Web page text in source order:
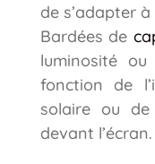
de s’adapter
Bardées de
luminosité
fonction de
solaire ou de
devant l’écran.